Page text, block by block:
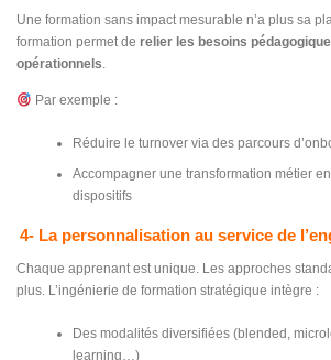
Une formation sans impact mesurable n’a plus sa
formation permet de relier les besoins
opérationnels.
Par exemple :
Réduire le turnover via des parcours
Accompagner une transformation métier
dispositifs
4- La personnalisation au service de
Chaque apprenant est unique. Les approches
plus. L’ingénierie de formation stratégique intègre :
Des modalités diversifiées (blended,
learning…)